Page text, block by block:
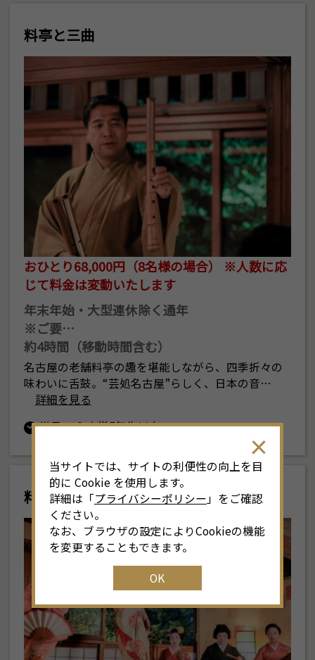
料亭と三曲
おひとり68,000円（8名様の場合） ※人数に応
じて料金は変動いたします
年末年始・大型連休除く通年
※ご要…
約4時間（移動時間含む）
名古屋の老舗料亭の趣を堪能しながら、四季折々の
味わいに舌鼓。“芸処名古屋”らしく、日本の音…
詳細を見る
半日 小学5年生以上
料亭と芸者
当サイトでは、サイトの利便性の向上を目
的に Cookie を使用します。
詳細は「プライバシーポリシー 」をご確認
ください。
なお、ブラウザの設定によりCookieの機能
を変更することもできます。
OK